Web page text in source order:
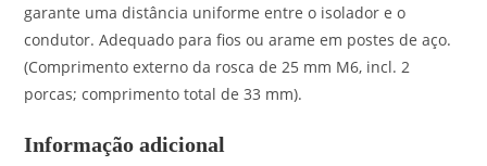
garante uma distância uniforme entre o isolador e o
condutor. Adequado para fios ou arame em postes de aço.
(Comprimento externo da rosca de 25 mm M6, incl. 2
porcas; comprimento total de 33 mm).
Informação adicional